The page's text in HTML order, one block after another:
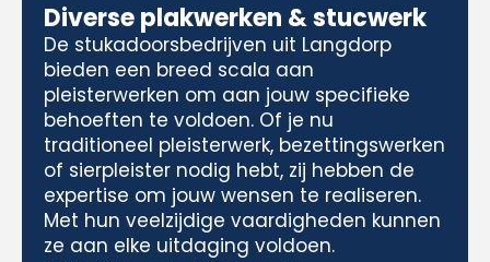
Diverse plakwerken & stucwerk
De stukadoorsbedrijven uit Langdorp
bieden een breed scala aan
pleisterwerken om aan jouw specifieke
behoeften te voldoen. Of je nu
traditioneel pleisterwerk, bezettingswerken
of sierpleister nodig hebt, zij hebben de
expertise om jouw wensen te realiseren.
Met hun veelzijdige vaardigheden kunnen
ze aan elke uitdaging voldoen.